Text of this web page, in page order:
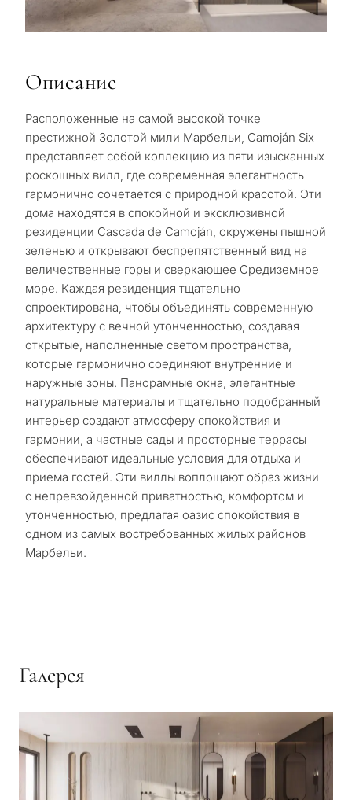
Описание
Расположенные на самой высокой точке
престижной Золотой мили Марбельи, Camoján Six
представляет собой коллекцию из пяти изысканных
роскошных вилл, где современная элегантность
гармонично сочетается с природной красотой. Эти
дома находятся в спокойной и эксклюзивной
резиденции Cascada de Camoján, окружены пышной
зеленью и открывают беспрепятственный вид на
величественные горы и сверкающее Средиземное
море. Каждая резиденция тщательно
спроектирована, чтобы объединять современную
архитектуру с вечной утонченностью, создавая
открытые, наполненные светом пространства,
которые гармонично соединяют внутренние и
наружные зоны. Панорамные окна, элегантные
натуральные материалы и тщательно подобранный
интерьер создают атмосферу спокойствия и
гармонии, а частные сады и просторные террасы
обеспечивают идеальные условия для отдыха и
приема гостей. Эти виллы воплощают образ жизни
с непревзойденной приватностью, комфортом и
утонченностью, предлагая оазис спокойствия в
одном из самых востребованных жилых районов
Марбельи.
Галерея